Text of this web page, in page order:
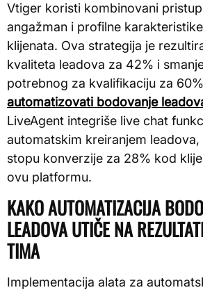
Vtiger koristi kombinovani
angažman i profilne
klijenata. Ova strategija je
kvaliteta leadova za 42% i
potrebnog za kvalifikaciju za
automatizovati bodovanje
LiveAgent integriše live chat
automatskim kreiranjem
stopu konverzije za 28% kod
ovu platformu.
KAKO AUTOMATIZACIJA
LEADOVA UTIČE NA
TIMA
Implementacija alata za